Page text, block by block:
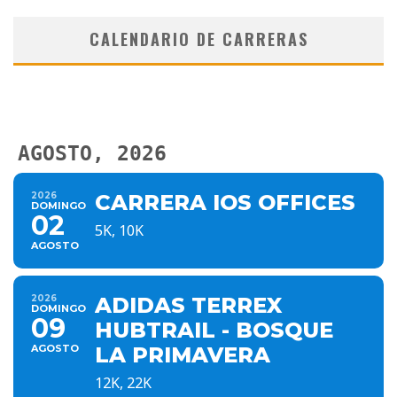
CALENDARIO DE CARRERAS
AGOSTO, 2026
2026
DOMINGO
02
AGOSTO
CARRERA IOS OFFICES
5K, 10K
2026
DOMINGO
09
AGOSTO
ADIDAS TERREX
HUBTRAIL - BOSQUE
LA PRIMAVERA
12K, 22K